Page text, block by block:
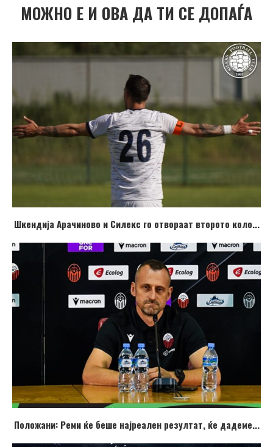
МОЖНО Е И ОВА ДА ТИ СЕ ДОПАЃА
Шкендија Арачиново и Силекс го отвораат второто коло...
Положани: Реми ќе беше најреален резултат, ќе дадеме...